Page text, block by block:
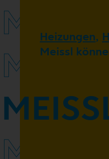
Heizungen,
Meissl
MEISSL.
MEISSL.